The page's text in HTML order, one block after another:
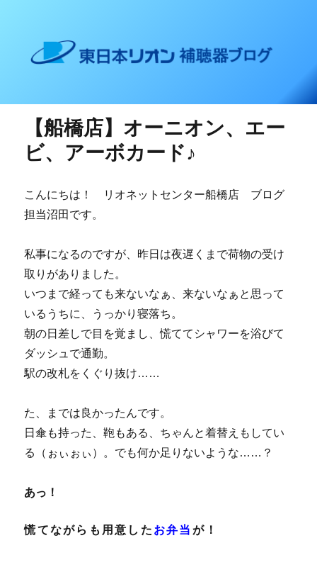
東日本リオン 補聴器ブログ
【船橋店】オーニオン、エー
ビ、アーボカード♪
こんにちは！ リオネットセンター船橋店 ブログ
担当沼田です。
私事になるのですが、昨日は夜遅くまで荷物の受け
取りがありました。
いつまで経っても来ないなぁ、来ないなぁと思って
いるうちに、うっかり寝落ち。
朝の日差しで目を覚まし、慌ててシャワーを浴びて
ダッシュで通勤。
駅の改札をくぐり抜け……
た、までは良かったんです。
日傘も持った、鞄もある、ちゃんと着替えもしてい
る（ぉぃぉぃ）。でも何か足りないような……？
あっ！
慌てながらも用意した お弁当 が！